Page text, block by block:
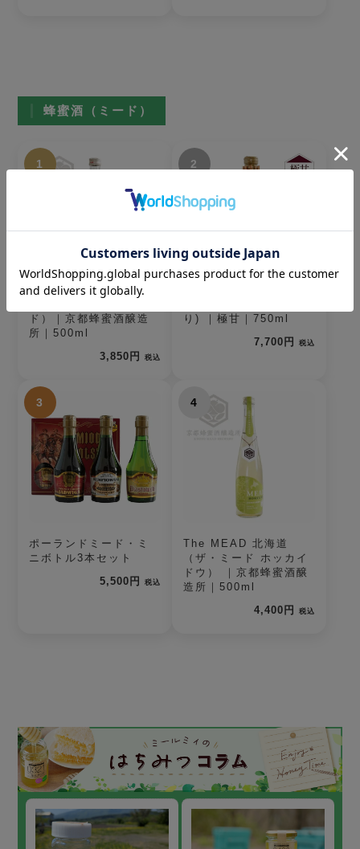
蜂蜜酒（ミード）
1
ド）｜京都蜂蜜酒醸造
所｜500ml
3,850円
税込
2
り) ｜極甘｜750ml
7,700円
税込
3
ポーランドミード・ミ
ニボトル3本セット
5,500円
税込
4
The MEAD 北海道
（ザ・ミード ホッカイ
ドウ） ｜京都蜂蜜酒醸
造所｜500ml
4,400円
税込